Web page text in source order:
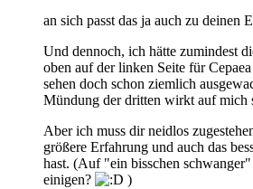
an sich passt das ja auch zu deinen
Und dennoch, ich hätte zumindest
oben auf der linken Seite für
sehen doch schon ziemlich
Mündung der dritten wirkt auf mich
Aber ich muss dir neidlos
größere Erfahrung und auch das
hast. (Auf "ein bisschen
einigen?
)